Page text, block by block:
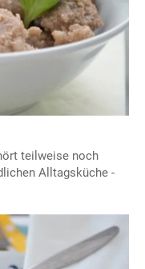
teilweise noch
Alltagsküche -